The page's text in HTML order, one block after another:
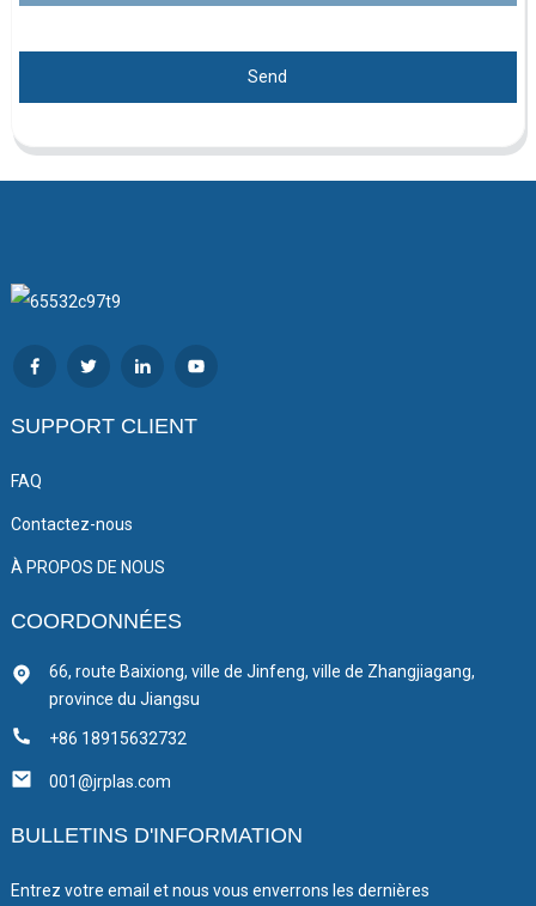
Send
SUPPORT CLIENT
FAQ
Contactez-nous
À PROPOS DE NOUS
COORDONNÉES
66, route Baixiong, ville de Jinfeng, ville de Zhangjiagang,
province du Jiangsu
+86 18915632732
001@jrplas.com
BULLETINS D'INFORMATION
Entrez votre email et nous vous enverrons les dernières